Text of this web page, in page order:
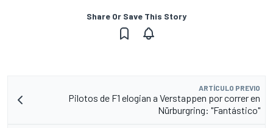
Share Or Save This Story
ARTÍCULO PREVIO
Pilotos de F1 elogian a Verstappen por correr en
Nürburgring: "Fantástico"